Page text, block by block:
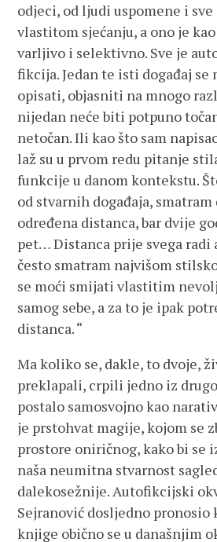
odjeci, od ljudi uspomene i
vlastitom sjećanju, a ono je
varljivo i selektivno. Sve je
fikcija. Jedan te isti događaj se
opisati, objasniti na mnogo
nijedan neće biti potpuno
netočan. Ili kao što sam
laž su u prvom redu pitanje
funkcije u danom kontekstu.
od stvarnih događaja,
određena distanca, bar dvije
pet… Distanca prije svega
često smatram najvišom
se moći smijati vlastitim
samog sebe, a za to je ipak
distanca. “
Ma koliko se, dakle, to dvoje,
preklapali, crpili jedno iz
postalo samosvojno kao
je prstohvat magije, kojom se
prostore oniričnog, kako bi se
naša neumitna stvarnost
dalekosežnije. Autofikcijski
Sejranović dosljedno pronosio
knjige obično se u današnjim